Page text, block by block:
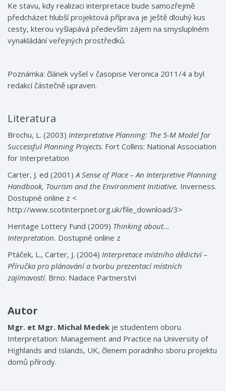
Ke stavu, kdy realizaci interpretace bude samozřejmě
předcházet hlubší projektová příprava je ještě dlouhý kus
cesty, kterou vyšlapává především zájem na smysluplném
vynakládání veřejných prostředků.
Poznámka: článek vyšel v časopise Veronica 2011/4 a byl
redakcí částečně upraven.
Literatura
Brochu, L. (2003) Interpretative Planning: The 5-M Model for
Successful Planning Projects. Fort Collins: National Association
for Interpretation
Carter, J. ed (2001)A Sense of Place – An Interpretive Planning
Handbook, Tourism and the Environment Initiative. Inverness.
Dostupné online z <
http://www.scotinterpnet.org.uk/file_download/3>
Heritage Lottery Fund (2009) Thinking about...
Interpretation. Dostupné online z
Ptáček, L., Carter, J. (2004) Interpretace místního dědictví –
Příručka pro plánování a tvorbu prezentací místních
zajímavostí. Brno: Nadace Partnerství
Autor
Mgr. et Mgr. Michal Medek je studentem oboru
Interpretation: Management and Practice na University of
Highlands and Islands, UK, členem poradního sboru projektu
domů přírody.